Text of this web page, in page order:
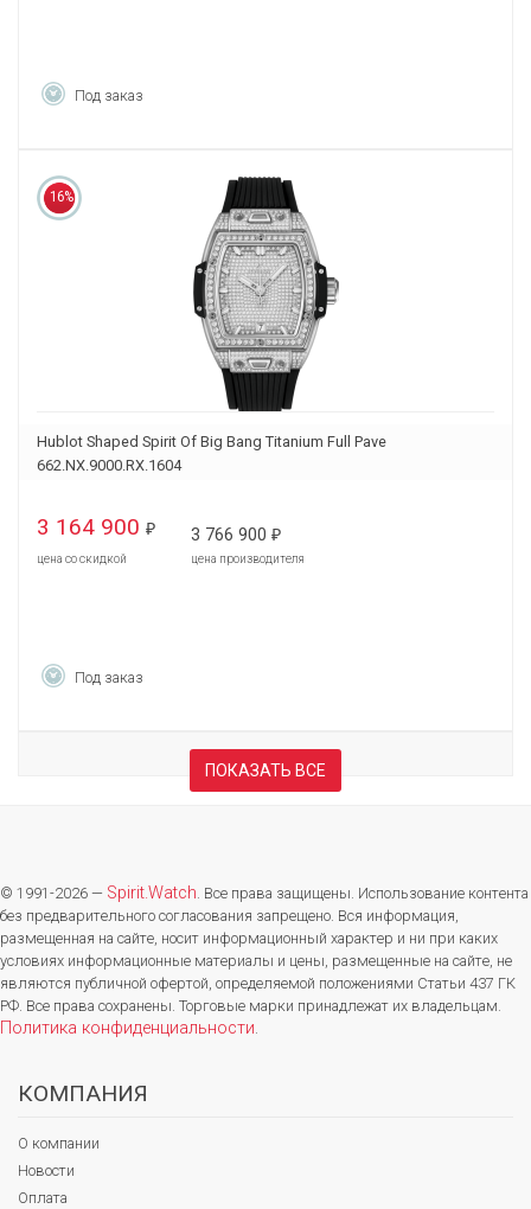
Под заказ
16%
Hublot Shaped Spirit Of Big Bang Titanium Full Pave
662.NX.9000.RX.1604
3 164 900 ₽
цена со скидкой
3 766 900 ₽
цена производителя
Под заказ
ПОКАЗАТЬ ВСЕ
© 1991-2026 — Spirit.Watch. Все права защищены. Использование контента
без предварительного согласования запрещено. Вся информация,
размещенная на сайте, носит информационный характер и ни при каких
условиях информационные материалы и цены, размещенные на сайте, не
являются публичной офертой, определяемой положениями Статьи 437 ГК
РФ. Все права сохранены. Торговые марки принадлежат их владельцам.
Политика конфиденциальности.
КОМПАНИЯ
О компании
Новости
Оплата